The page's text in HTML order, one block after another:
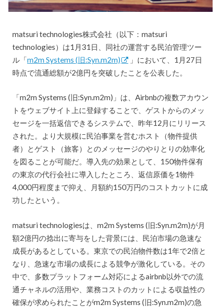
matsuri technologies株式会社（以下：matsuri
technologies）は1月31日、同社の運営する民泊管理ツー
ル「m2m Systems (旧:Syn.m2m)
」において、1月27日
時点で流通総額が2億円を突破したことを公表した。
「m2m Systems (旧:Syn.m2m)」は、Airbnbの複数アカウン
トをウェブサイト上に登録することで、ゲストからのメッ
セージを一括返信できるシステムで、昨年12月にリリース
された。より大規模に民泊事業を営むホスト（物件提供
者）とゲスト（旅客）とのメッセージのやりとりの効率化
を図ることが可能だ。導入先の効果として、150物件保有
の東京の代行会社に導入したところ、返信原価を1物件
4,000円程度まで抑え、月額約150万円のコストカットに成
功したという。
matsuri technologiesは、m2m Systems (旧:Syn.m2m)が月
額2億円の捻出に寄与をした背景には、民泊市場の急速な
成長があるとしている。東京での民泊物件数は1年で2倍と
なり、急速な市場の成長による競争が激化している。その
中で、多数プラットフォーム対応によるairbnb以外での流
通チャネルの活用や、業務コストのカットによる収益性の
確保が求められたことがm2m Systems (旧:Syn.m2m)の急